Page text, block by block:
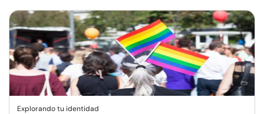
Explorando tu identidad